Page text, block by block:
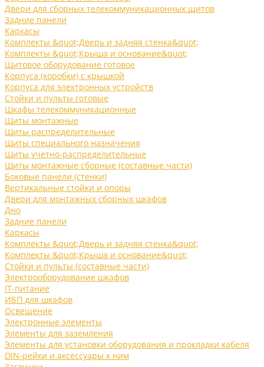
Двери для сборных телекоммуникационных щитов
Задние панели
Каркасы
Комплекты &quot;Дверь и задняя стенка&quot;
Комплекты &quot;Крыша и основание&quot;
Щитовое оборудование готовое
Корпуса (коробки) с крышкой
Корпуса для электронных устройств
Стойки и пульты готовые
Шкафы телекоммуникационные
Щиты монтажные
Щиты распределительные
Щиты специального назначения
Щиты учетно-распределительные
Щиты монтажные сборные (составные части)
Боковые панели (стенки)
Вертикальные стойки и опоры
Двери для монтажных сборных шкафов
Дно
Задние панели
Каркасы
Комплекты &quot;Дверь и задняя стенка&quot;
Комплекты &quot;Крыша и основание&quot;
Стойки и пульты (составные части)
Электрооборудование шкафов
IT-питание
ИБП для шкафов
Освещение
Электронные элементы
Элементы для заземления
Элементы для установки оборудования и прокладки кабеля
DIN-рейки и аксессуары к ним